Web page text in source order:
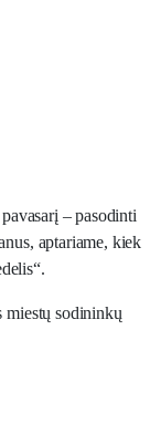
– pasodinti
aptariame, kiek
sodininkų